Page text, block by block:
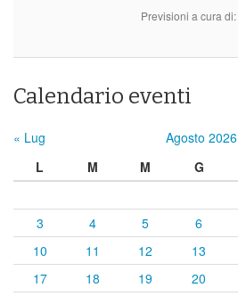
Previsioni a cura di:
Calendario eventi
« Lug Agosto 2026
L
M M G
3
4 5 6
10
11 12 13
17
18 19 20